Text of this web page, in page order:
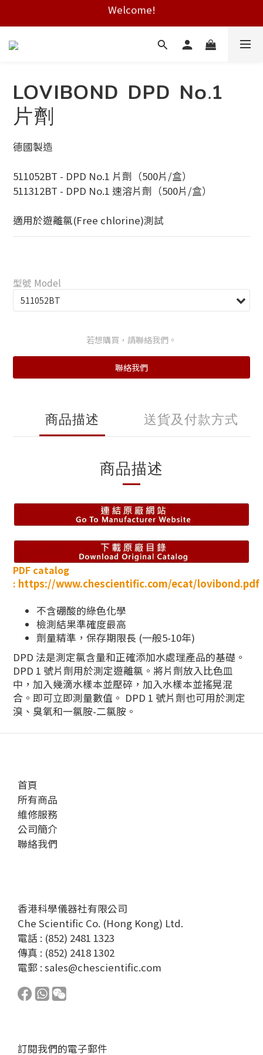
Free shipping on HK orders over $2000
Welcome!
LOVIBOND DPD No.1
片劑
德國製造
511052BT - DPD No.1 片劑（500片/盒）
511312BT - DPD No.1 速溶片劑（500片/盒）
適用於遊離氯(Free chlorine)測試
型號 Model
若想購買，請聯絡我們。
聯絡我們
商品描述 送貨及付款方式
商品描述
PDF catalog
: https://www.chescientific.com/ecat/lovibond.pdf
不含硼酸的綠色化學
檢測結果準確度最高
劑量精準，保存期限長 (一般5-10年)
DPD 法是測定氯含量和正確添加水處理產品的基礎。
DPD 1 號片劑用於測定遊離氯。將片劑放入比色皿
中，加入幾滴水樣本並壓碎，加入水樣本並搖晃混
合。即可立即測量數值。 DPD 1 號片劑也可用於測定
溴、臭氧和一氯胺-二氯胺。
首頁
所有商品
維修服務
公司簡介
聯絡我們
香港科學儀器社有限公司
Che Scientific Co. (Hong Kong) Ltd.
電話 : (852) 2481 1323
傳真 : (852) 2418 1302
電郵 : sales@chescientific.com
訂閱我們的電子郵件